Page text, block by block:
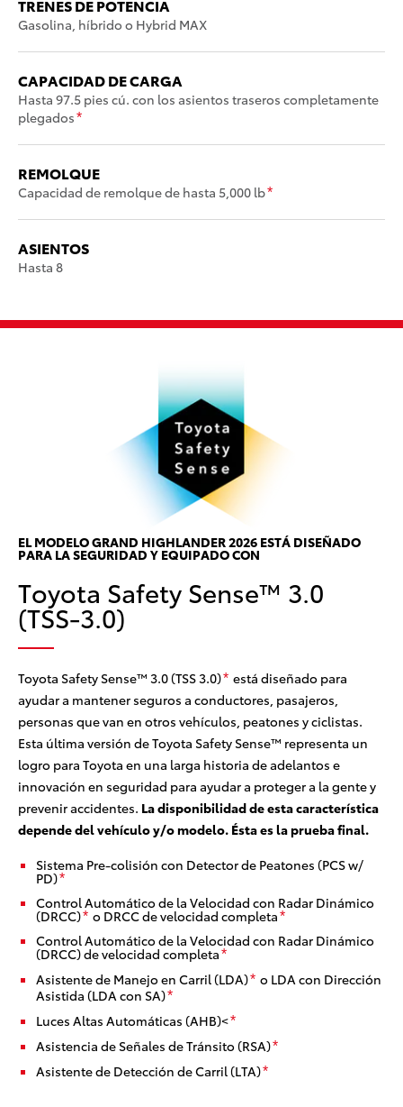
TRENES DE POTENCIA
Gasolina, híbrido o Hybrid MAX
CAPACIDAD DE CARGA
Hasta 97.5 pies cú. con los asientos traseros completamente
plegados*
REMOLQUE
Capacidad de remolque de hasta 5,000 lb*
ASIENTOS
Hasta 8
EL MODELO GRAND HIGHLANDER 2026 ESTÁ DISEÑADO
PARA LA SEGURIDAD Y EQUIPADO CON
Toyota Safety Sense™ 3.0
(TSS-3.0)
Toyota Safety Sense™ 3.0 (TSS 3.0)* está diseñado para
ayudar a mantener seguros a conductores, pasajeros,
personas que van en otros vehículos, peatones y ciclistas.
Esta última versión de Toyota Safety Sense™ representa un
logro para Toyota en una larga historia de adelantos e
innovación en seguridad para ayudar a proteger a la gente y
prevenir accidentes. La disponibilidad de esta característica
depende del vehículo y/o modelo. Ésta es la prueba final.
Sistema Pre-colisión con Detector de Peatones (PCS w/
PD)*
Control Automático de la Velocidad con Radar Dinámico
(DRCC)* o DRCC de velocidad completa*
Control Automático de la Velocidad con Radar Dinámico
(DRCC) de velocidad completa*
Asistente de Manejo en Carril (LDA)* o LDA con Dirección
Asistida (LDA con SA)*
Luces Altas Automáticas (AHB)<*
Asistencia de Señales de Tránsito (RSA)*
Asistente de Detección de Carril (LTA)*